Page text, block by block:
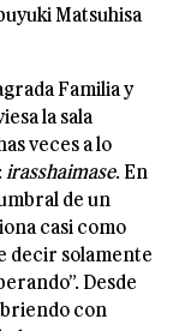
Matsuhisa
Familia y
la sala
veces a lo
irasshaimase. En
de un
casi como
decir solamente
Desde
con